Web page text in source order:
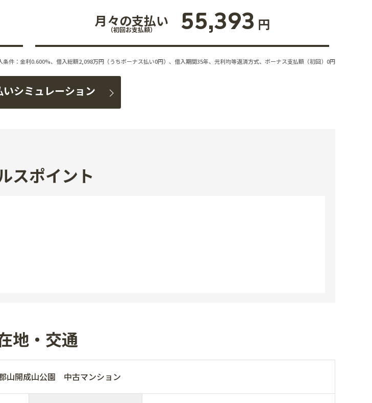
月々の支払い
（初回お支払額） 55,393 円
件：金利0.600%、借入総額2,098万円（うちボーナス払い0円）、借入期間35年、元利均等返済方式、ボーナス支払額（初回）0円
いシミュレーション
スポイント
地・交通
山開成山公園 中古マンション